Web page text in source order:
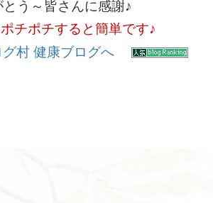
う～皆さんに感謝♪
チポチすると簡単です♪